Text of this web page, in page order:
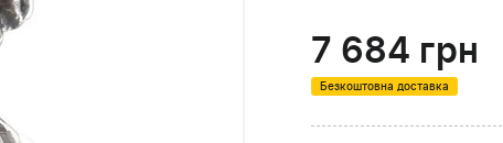
7 684 грн
Безкоштовна доставка